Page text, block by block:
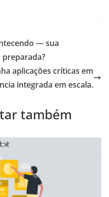
— sua
aplicações críticas em
integrada em escala.
também